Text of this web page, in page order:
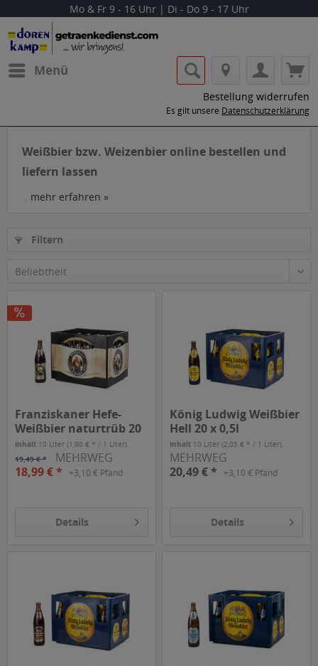
Mo & Fr 9 - 16 Uhr | Di - Do 9 - 17 Uhr
Menü
Bestellung widerrufen
Es gilt unsere Datenschutzerklärung
Weißbier bzw. Weizenbier online bestellen und
liefern lassen
. mehr erfahren »
Filtern
Franziskaner Hefe-
Weißbier naturtrüb 20
x 0,5l
Inhalt 10 Liter(1,90 € * / 1 Liter)
19,49 € *
MEHRWEG
18,99 € *
+3,10 € Pfand
Details
König Ludwig Weißbier
Hell 20 x 0,5l
Inhalt 10 Liter(2,05 € * / 1 Liter)
MEHRWEG
20,49 € *
+3,10 € Pfand
Details